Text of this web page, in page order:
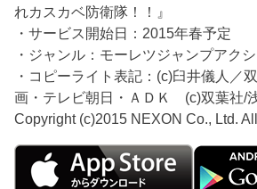
れカスカベ防衛隊！！』
・サービス開始日：2015年春予定
・ジャンル：モーレツジャンプアク
・コピーライト表記：(c)臼井儀人／
画・テレビ朝日・ＡＤＫ (c)双葉社/
Copyright (c)2015 NEXON Co., Ltd.